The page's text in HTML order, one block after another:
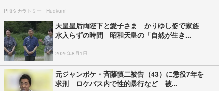
PR(タカラトミー｜Hugkum)
天皇皇后両陛下と愛子さま かりゆし姿で家族
水入らずの時間 昭和天皇の「自然が生き...
2026年8月1日
元ジャンポケ・斉藤慎二被告（43）に懲役7年を
求刑 ロケバス内で性的暴行など 被...